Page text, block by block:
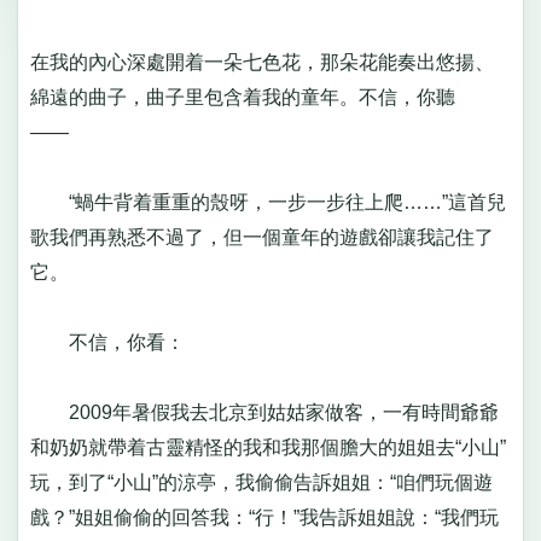
在我的內心深處開着一朵七色花，那朵花能奏出悠揚、
綿遠的曲子，曲子里包含着我的童年。不信，你聽
——
“蝸牛背着重重的殼呀，一步一步往上爬……”這首兒
歌我們再熟悉不過了，但一個童年的遊戲卻讓我記住了
它。
不信，你看：
2009年暑假我去北京到姑姑家做客，一有時間爺爺
和奶奶就帶着古靈精怪的我和我那個膽大的姐姐去“小山”
玩，到了“小山”的涼亭，我偷偷告訴姐姐：“咱們玩個遊
戲？”姐姐偷偷的回答我：“行！”我告訴姐姐說：“我們玩